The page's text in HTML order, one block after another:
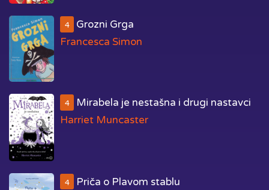
4
Grozni Grga
Francesca Simon
4
Mirabela je nestašna i drugi nastavci
Harriet Muncaster
4
Priča o Plavom stablu